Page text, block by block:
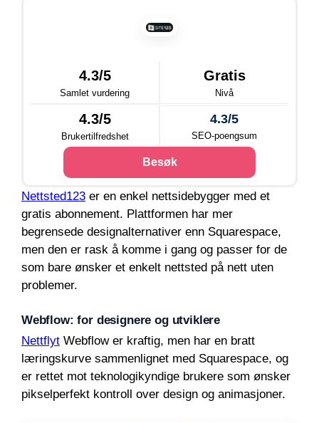
4.3/5
Samlet vurdering
Gratis
Nivå
4.3/5
Brukertilfredshet
4.3/5
SEO-poengsum
Besøk
Nettsted123 er en enkel nettsidebygger med et
gratis abonnement. Plattformen har mer
begrensede designalternativer enn Squarespace,
men den er rask å komme i gang og passer for de
som bare ønsker et enkelt nettsted på nett uten
problemer.
Webflow: for designere og utviklere
Nettflyt Webflow er kraftig, men har en bratt
læringskurve sammenlignet med Squarespace, og
er rettet mot teknologikyndige brukere som ønsker
pikselperfekt kontroll over design og animasjoner.